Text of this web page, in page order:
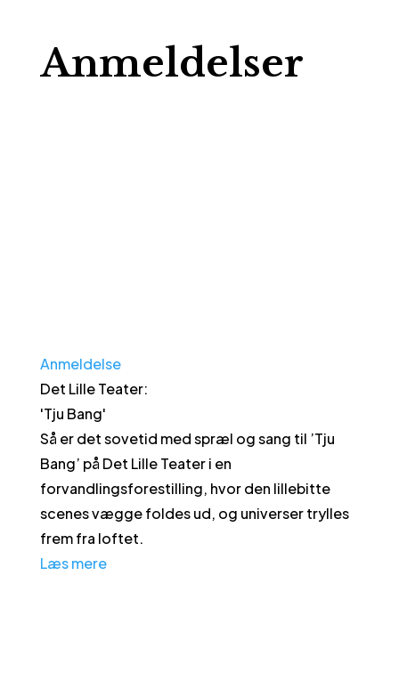
Anmeldelser
Anmeldelse
Det Lille Teater:
'Tju Bang'
Så er det sovetid med spræl og sang til ’Tju
Bang’ på Det Lille Teater i en
forvandlingsforestilling, hvor den lillebitte
scenes vægge foldes ud, og universer trylles
frem fra loftet.
Læs mere